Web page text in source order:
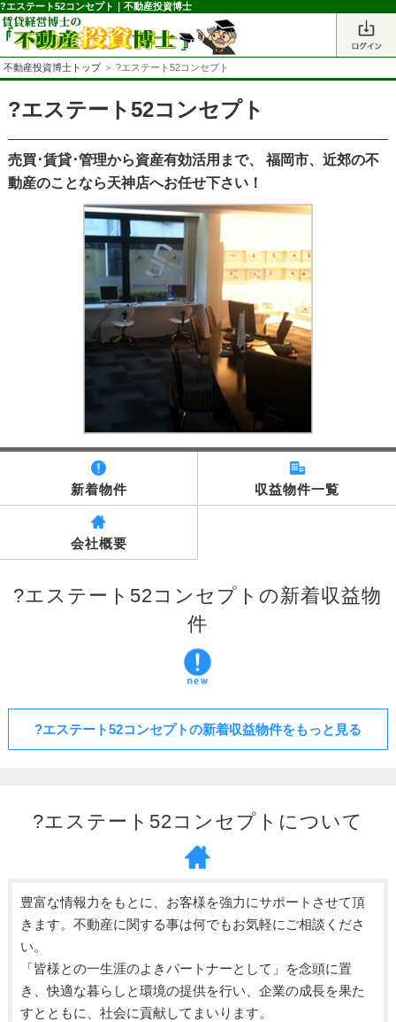
?エステート52コンセプト｜不動産投資博士
不動産投資博士トップ＞ ?エステート52コンセプト
?エステート52コンセプト
売買･賃貸･管理から資産有効活用まで、 福岡市、近郊の不
動産のことなら天神店へお任せ下さい！
新着物件 収益物件一覧
会社概要
?エステート52コンセプトの新着収益物
件
?エステート52コンセプトの新着収益物件をもっと見る
?エステート52コンセプトについて
豊富な情報力をもとに、お客様を強力にサポートさせて頂
きます。不動産に関する事は何でもお気軽にご相談くださ
い。
「皆様との一生涯のよきパートナーとして」を念頭に置
き、快適な暮らしと環境の提供を行い、企業の成長を果た
すとともに、社会に貢献してまいります。